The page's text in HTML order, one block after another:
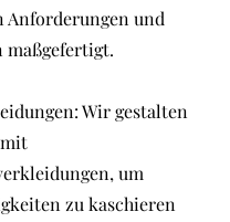
und
maßgefertigt.
Wir gestalten
um
zu kaschieren